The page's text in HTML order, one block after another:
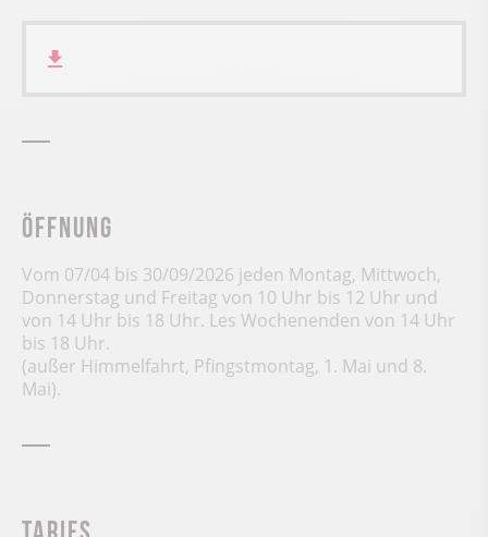
Öffnung
Vom 07/04 bis 30/09/2026 jeden Montag, Mittwoch,
Donnerstag und Freitag von 10 Uhr bis 12 Uhr und
von 14 Uhr bis 18 Uhr. Les Wochenenden von 14 Uhr
bis 18 Uhr.
(außer Himmelfahrt, Pfingstmontag, 1. Mai und 8.
Mai).
Tarifs